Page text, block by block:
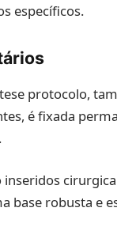
específicos.
protocolo,
é fixada
inseridos
base robusta e